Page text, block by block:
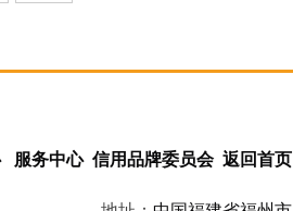
服务中心 信用品牌委员会 返回首页